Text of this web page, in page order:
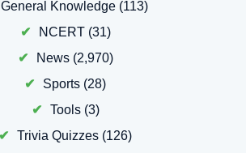
General Knowledge (113)
NCERT(31)
News(2,970)
Sports (28)
Tools(3)
Trivia Quizzes (126)